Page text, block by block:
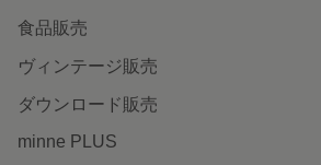
食品販売
ヴィンテージ販売
ダウンロード販売
minne PLUS